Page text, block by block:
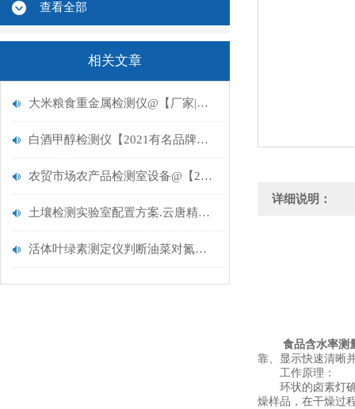
查看全部
相关文章
大米粮食重金属检测仪@【厂家|报价|品牌】——云唐推荐
白酒甲醇检测仪【2021有名品牌推荐】@-白酒甲醇检测仪
农贸市场农产品检测室设备@【2021新品预售厂家推荐】
土壤检测实验室配置方案.云唐精选.土壤检测实验室配置方案
活体叶绿素测定仪判断油菜对氮肥的需求量
详细说明：
食品含水率测
靠、显示快速清晰
工作原理：
环状的卤素灯确
燥样品，在干燥过